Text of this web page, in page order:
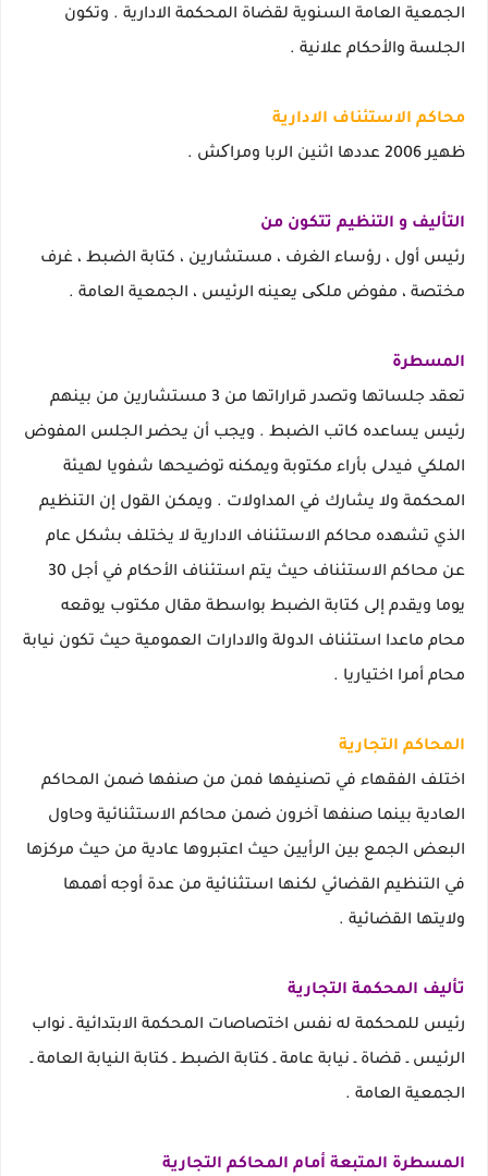
الجمعية العامة السنوية لقضاة المحكمة الادارية . وتكون
الجلسة والأحكام علانية .
محاكم الاستئناف الادارية
ظهير 2006 عددها اثنين الربا ومراکش .
التأليف و التنظيم تتكون من
رئيس أول ، رؤساء الغرف ، مستشارين ، كتابة الضبط ، غرف
مختصة ، مفوض ملکی يعينه الرئيس ، الجمعية العامة .
المسطرة
تعقد جلساتها وتصدر قراراتها من 3 مستشارين من بينهم
رئيس يساعده كاتب الضبط . ويجب أن يحضر الجلس المفوض
الملكي فيدلى بأراء مكتوبة ويمكنه توضيحها شفويا لهيئة
المحكمة ولا يشارك في المداولات . ويمكن القول إن التنظيم
الذي تشهده محاكم الاستئناف الادارية لا يختلف بشكل عام
عن محاكم الاستئناف حيث يتم استئناف الأحكام في أجل 30
يوما ويقدم إلى كتابة الضبط بواسطة مقال مكتوب يوقعه
محام ماعدا استئناف الدولة والادارات العمومية حيث تكون نيابة
محام أمرا اختياريا .
المحاكم التجارية
اختلف الفقهاء في تصنيفها فمن من صنفها ضمن المحاكم
العادية بينما صنفها آخرون ضمن محاكم الاستثنائية وحاول
البعض الجمع بين الرأيين حيث اعتبروها عادية من حيث مركزها
في التنظيم القضائي لكنها استثنائية من عدة أوجه أهمها
ولايتها القضائية .
تأليف المحكمة التجارية
رئيس للمحكمة له نفس اختصاصات المحكمة الابتدائية ـ نواب
الرئيس ـ قضاة ـ نيابة عامة ـ كتابة الضبط ـ كتابة النيابة العامة ـ
الجمعية العامة .
المسطرة المتبعة أمام المحاكم التجارية